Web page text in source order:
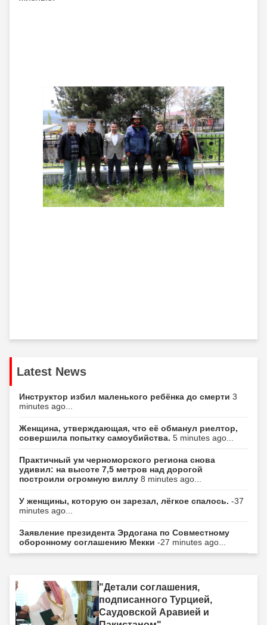
Latest News
Инструктор избил маленького ребёнка до смерти 3
minutes ago...
Женщина, утверждающая, что её обманул риелтор,
совершила попытку самоубийства. 5 minutes ago...
Практичный ум черноморского региона снова
удивил: на высоте 7,5 метров над дорогой
построили огромную виллу 8 minutes ago...
У женщины, которую он зарезал, лёгкое спалось. -37
minutes ago...
Заявление президента Эрдогана по Совместному
оборонному соглашению Мекки -27 minutes ago...
"Детали соглашения,
подписанного Турцией,
Саудовской Аравией и